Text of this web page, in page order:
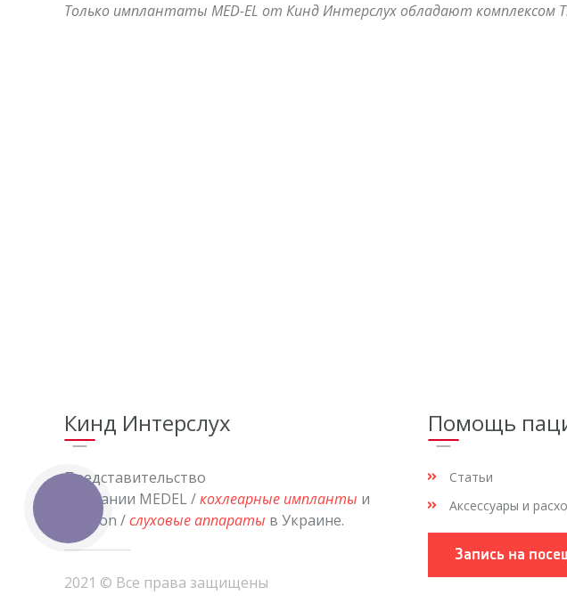
Только имплантаты MED-EL от Кинд Интерслух обладают комплексом
Помощь
Статьи
Аксессуары и
Запись на
Кинд Интерслух
Представительство
компании MEDEL /кохлеарные импланты и
Audifon /слуховые аппараты в Украине.
2021 © Все права защищены